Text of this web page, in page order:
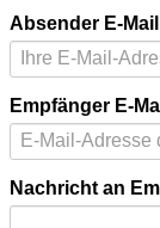
Absender E-Mail
Empfänger E-
Nachricht an